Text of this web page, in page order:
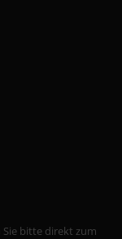
bitte direkt zum